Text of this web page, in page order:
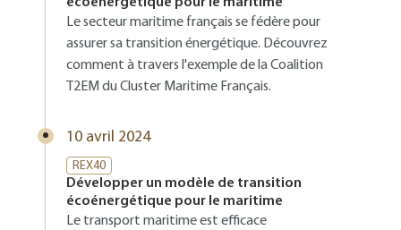
Le secteur maritime français se fédère pour
assurer sa transition énergétique. Découvrez
comment à travers l'exemple de la Coalition
T2EM du Cluster Maritime Français.
10 avril 2024
REX40
Développer un modèle de transition
écoénergétique pour le maritime
Le transport maritime est efficace